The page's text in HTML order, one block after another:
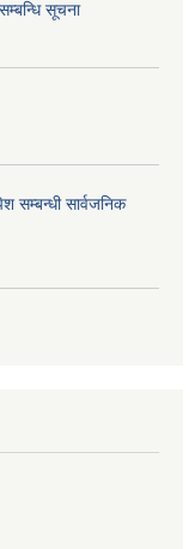
सूचना
सम्बन्धी सार्वजनिक